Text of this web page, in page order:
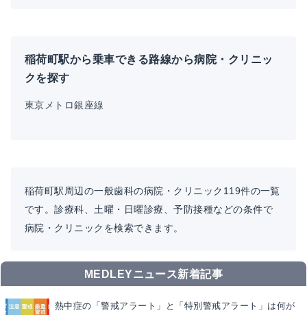
稲荷町駅から乗車できる路線から病院・クリニッ
クを探す
東京メトロ銀座線
稲荷町駅周辺の一般歯科の病院・クリニック119件の一覧
です。診療科、土曜・日曜診療、予防接種などの条件で
病院・クリニックを検索できます。
MEDLEYニュース新着記事
熱中症の「警戒アラート」と「特別警戒アラート」は何が